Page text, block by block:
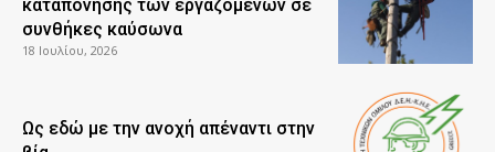
καταπόνησης των εργαζομένων σε
συνθήκες καύσωνα
18 Ιουλίου, 2026
Ως εδώ με την ανοχή απέναντι στην